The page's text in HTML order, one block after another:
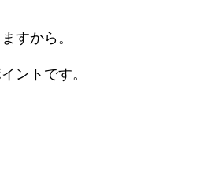
すから。
ントです。